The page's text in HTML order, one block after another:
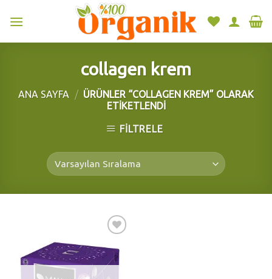
collagen krem
ANA SAYFA / ÜRÜNLER “COLLAGEN KREM” OLARAK
ETIKETLENDI
FILTRELE
wishlist